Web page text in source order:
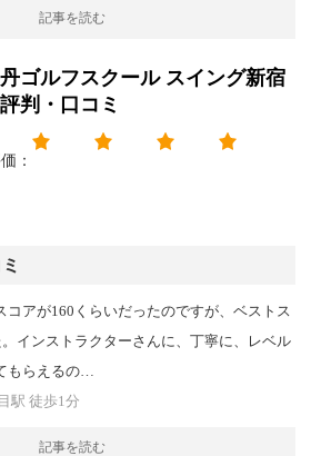
記事を読む
ゴルフスクール スイング新宿
判・口コミ
：
コアが160くらいだったのですが、ベストス
インストラクターさんに、丁寧に、レベル
もらえるの…
駅 徒歩1分
記事を読む